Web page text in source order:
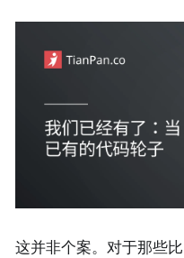
这并非个案。对于那些